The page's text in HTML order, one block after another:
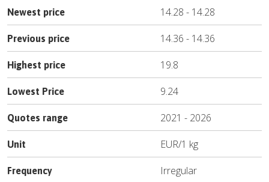
Newest price 14.28 - 14.28
Previous price 14.36 - 14.36
Highest price 19.8
Lowest Price 9.24
Quotes range 2021 - 2026
Unit EUR/1 kg
Frequency Irregular